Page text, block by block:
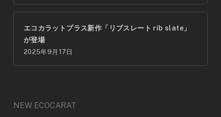
エコカラットプラス新作「リブスレート rib slate」
が登場
2025年9月17日
NEW ECOCARAT